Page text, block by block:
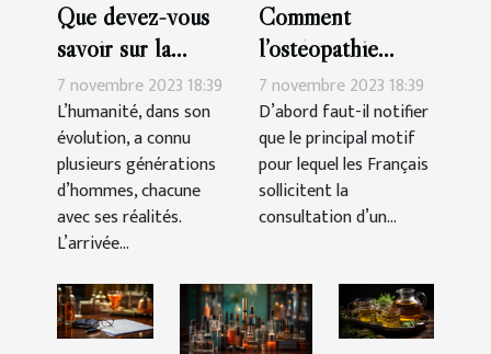
Que devez-vous
savoir sur la
génération des
Millennials ?
7 novembre 2023 18:39
L’humanité, dans son
évolution, a connu
plusieurs générations
d’hommes, chacune
avec ses réalités.
L’arrivée...
Comment
l’ostéopathie
peut-il soulager
les douleurs du
corps ?
7 novembre 2023 18:39
D’abord faut-il notifier
que le principal motif
pour lequel les Français
sollicitent la
consultation d’un...